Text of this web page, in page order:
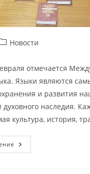
Новости
отмечается
Языки являются
и развития
духовного наследия.
культура, история,
Тематический
Час